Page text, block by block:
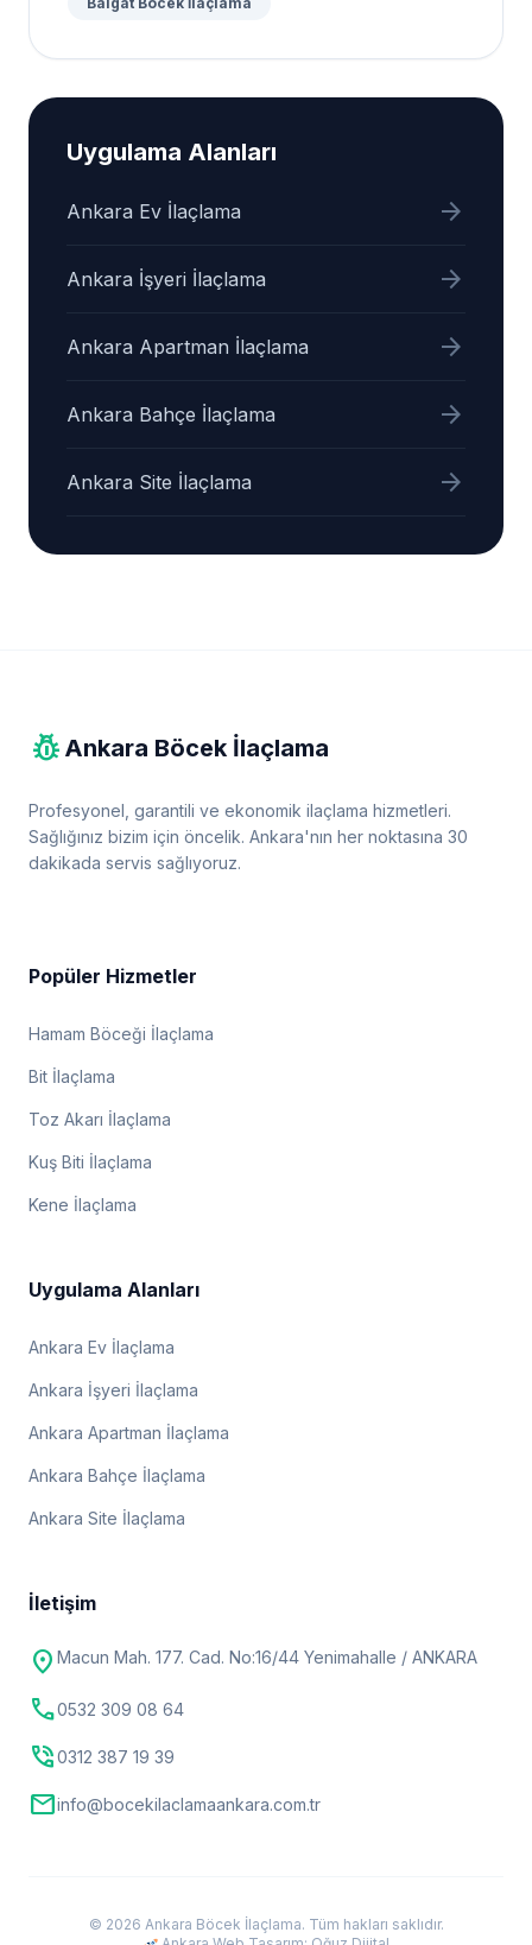
Uygulama Alanları
Ankara Ev İlaçlama arrow_forward
Ankara İşyeri İlaçlama arrow_forward
Ankara Apartman İlaçlama arrow_forward
Ankara Bahçe İlaçlama arrow_forward
Ankara Site İlaçlama arrow_forward
pest_control Ankara Böcek İlaçlama
Profesyonel, garantili ve ekonomik ilaçlama hizmetleri.
Sağlığınız bizim için öncelik. Ankara'nın her noktasına 30
dakikada servis sağlıyoruz.
Popüler Hizmetler
Hamam Böceği İlaçlama
Bit İlaçlama
Toz Akarı İlaçlama
Kuş Biti İlaçlama
Kene İlaçlama
Uygulama Alanları
Ankara Ev İlaçlama
Ankara İşyeri İlaçlama
Ankara Apartman İlaçlama
Ankara Bahçe İlaçlama
Ankara Site İlaçlama
İletişim
location_on Macun Mah. 177. Cad. No:16/44 Yenimahalle / ANKARA
call0532 309 08 64
phone_in_talk0312 387 19 39
mailinfo@bocekilaclamaankara.com.tr
© 2026 Ankara Böcek İlaçlama. Tüm hakları saklıdır.